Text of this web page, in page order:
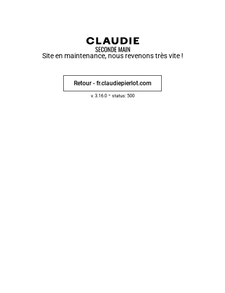
Site en maintenance, nous revenons très vite !
Retour - fr.claudiepierlot.com
v. 3.16.0- status: 500